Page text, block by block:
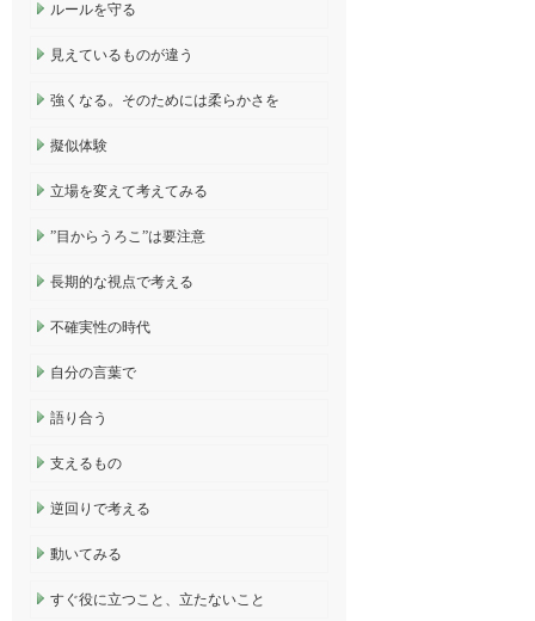
ルールを守る
見えているものが違う
強くなる。そのためには柔らかさを
擬似体験
立場を変えて考えてみる
”目からうろこ”は要注意
長期的な視点で考える
不確実性の時代
自分の言葉で
語り合う
支えるもの
逆回りで考える
動いてみる
すぐ役に立つこと、立たないこと